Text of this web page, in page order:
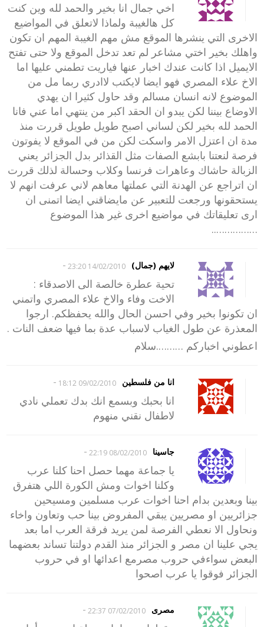
اخي جمال انا بخير والحمد لله وين كنت
كل هالغيبة ولماذا لاتعلق في المواضيع
الاخرى التي ينشرها الموقع مش مهم الغيبة المهم ان تكون
واهلك بخير اختي مشاعر لم تعد تدخل الموقع ولا حتى تفتح
الايميل اذا كانت عندك اخبار عنها فياريت تطمني عليها اما
الاخ علاء المصري فهو ايضا لايكتب لاادري ربما مل من
الموضوع لانه انسان مسالم وقد حاول كثيرا ان يهدي
الاوضاع بيننا لكن يبدو ان الحقد اكبر من ينتهي اما عني فانا
الحمد لله بخير لكن لساني اصبح طويل طويل قررت منذ
مدة ان اعتزل الامر واسكت لكن من في الموقع لا يفوتون
فرصة لنعتنا بابشع الصفات مثل القذائر بدل الجزائر يعني
الزبالة حاشاك وعاهرات فرنسا وكلاب وحسالة لذلك قررت
ان اتراجع عن الهدنة التي عملتها معاهم لاني عرفت انهم لا
يستحقونها ورجعت للتعبير عن مايضاقني ايضا اتمنى ان
ارى تعليقاتك في مواضيع اخرى غير هذا الموضوع
……………..
لايهم (جمال) 14/02/2010 23:20
-
تحية عطرة خالصة الى الاصدقاء :
الاخت وفاء والاخ علاء المصري واتمني
ان تكونوا بخير وفي احسن الحال والله يحفظكم. ارجوا
المعذرة عن طول الغياب لاسباب عدة بما فيها ضعف النات .
اعطوني اخباركم ……….سلام
انا من فلسطين 09/02/2010 18:12
-
انا بحبك وبسمع انك بدك تعملي نادي
لاطفال نقني منهوم
جاسينا 08/02/2010 22:19
-
يا جماعة مهما حصل احنا كلنا عرب
وكلنا اخوات ومش الكورة اللي هتفرق
بينا وبعدين بدام احنا اخوات عرب مسلمين ومسيحين
جزائريين او مصريين يبقي المفروض بينا حب وتعاون واخاء
ونحاول الا نعطي الفرصة لمن يريد فرقة العرب اما بعد
يجي علينا ان مصر و الجزائر منذ القدم دولتنا تساند بعضهما
البعض سواءفي حروب مصرمع اعدائها او في حروب
الجزائر فوقوا يا عرب اصحوا
مصرى 07/02/2010 22:37
-